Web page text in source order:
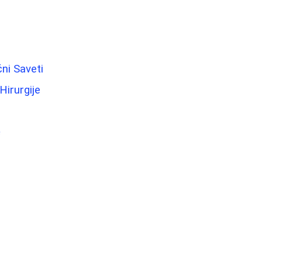
Saveti